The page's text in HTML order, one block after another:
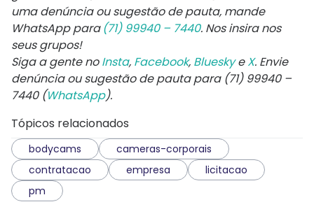
uma denúncia ou sugestão de pauta, mande
WhatsApp para (71) 99940 – 7440. Nos insira nos
seus grupos!
Siga a gente noInsta, Facebook, BlueskyeX. Envie
denúncia ou sugestão de pauta para (71) 99940 –
7440 (WhatsApp).
Tópicos relacionados
bodycams
cameras-corporais
contratacao
empresa
licitacao
pm